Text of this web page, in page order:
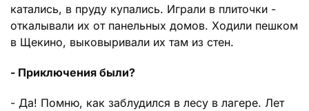
катались, в пруду купались. Играли в плиточки -
откалывали их от панельных домов. Ходили пешком
в Щекино, выковыривали их там из стен.
- Приключения были?
- Да! Помню, как заблудился в лесу в лагере. Лет